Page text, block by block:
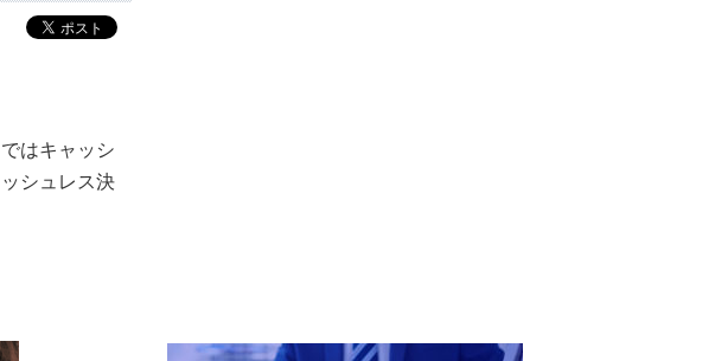
はキャッシ
シュレス決